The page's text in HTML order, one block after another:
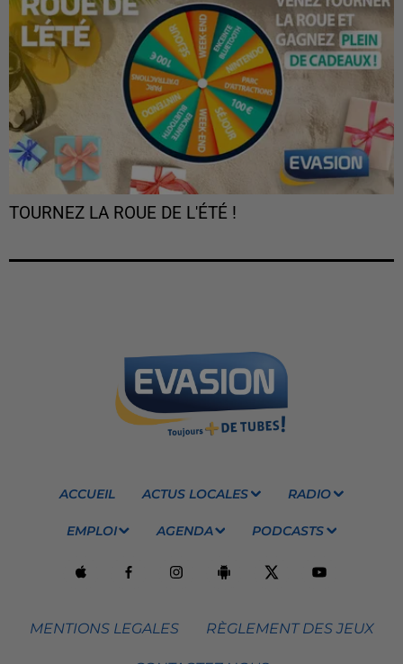
TOURNEZ LA ROUE DE L'ÉTÉ !
ACCUEIL ACTUS LOCALES RADIO
EMPLOI AGENDA PODCASTS
MENTIONS LEGALES RÈGLEMENT DES JEUX